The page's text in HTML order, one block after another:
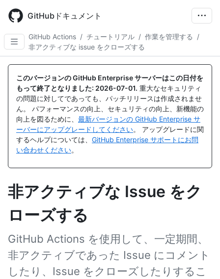
main
content
GitHubドキュメント
GitHub Actions / チュートリアル / 作業を管理する
/
非アクティブな issue をクローズする
このバージョンの GitHub Enterprise サーバーはこの日付を
もって終了となりました: 2026-07-01. 重大なセキュリティ
の問題に対してであっても、パッチリリースは作成されませ
ん。 パフォーマンスの向上、セキュリティの向上、新機能の
向上を図るために、 最新バージョンの GitHub Enterprise サ
ーバーにアップグレードしてください。 アップグレードに関
するヘルプについては、 GitHub Enterprise サポートにお問
い合わせください。
非アクティブな Issue をク
ローズする
GitHub Actions を使用して、一定期間、
非アクティブであった Issue にコメント
したり、Issue をクローズしたりするこ